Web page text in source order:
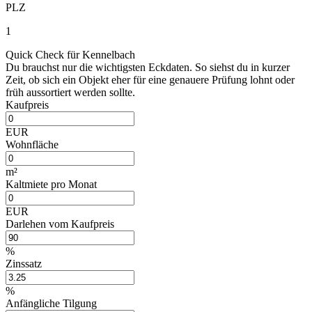
PLZ
1
Quick Check für Kennelbach
Du brauchst nur die wichtigsten Eckdaten. So siehst du in kurzer
Zeit, ob sich ein Objekt eher für eine genauere Prüfung lohnt oder
früh aussortiert werden sollte.
Kaufpreis
EUR
Wohnfläche
m²
Kaltmiete pro Monat
EUR
Darlehen vom Kaufpreis
%
Zinssatz
%
Anfängliche Tilgung